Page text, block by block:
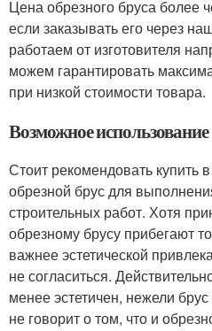
Цена обрезного бруса более
если заказывать его через
работаем от изготовителя
можем гарантировать
при низкой стоимости товара.
Возможное использование
Стоит рекомендовать купить
обрезной брус для
строительных работ. Хотя
обрезному брусу прибегают
важнее эстетической
не согласиться.
менее эстетичен, нежели
не говорит о том, что и